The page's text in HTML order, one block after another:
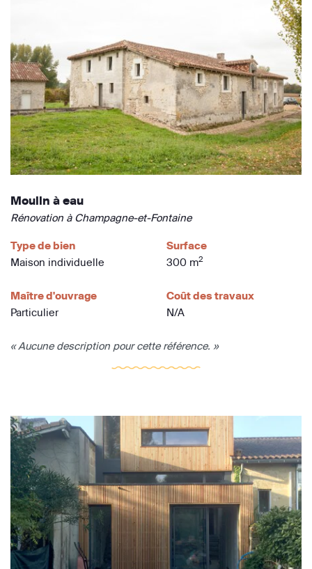
Moulin à eau
Rénovation à Champagne-et-Fontaine
Type de bien
Maison individuelle
Surface
300 m2
Maître d'ouvrage
Particulier
Coût des travaux
N/A
« Aucune description pour cette référence. »